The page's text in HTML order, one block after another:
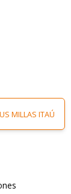
MILLAS ITAÚ